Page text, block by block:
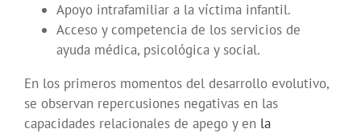
Apoyo intrafamiliar a la víctima infantil.
Acceso y competencia de los servicios de
ayuda médica, psicológica y social.
En los primeros momentos del desarrollo evolutivo,
se observan repercusiones negativas en las
capacidades relacionales de apego y en la